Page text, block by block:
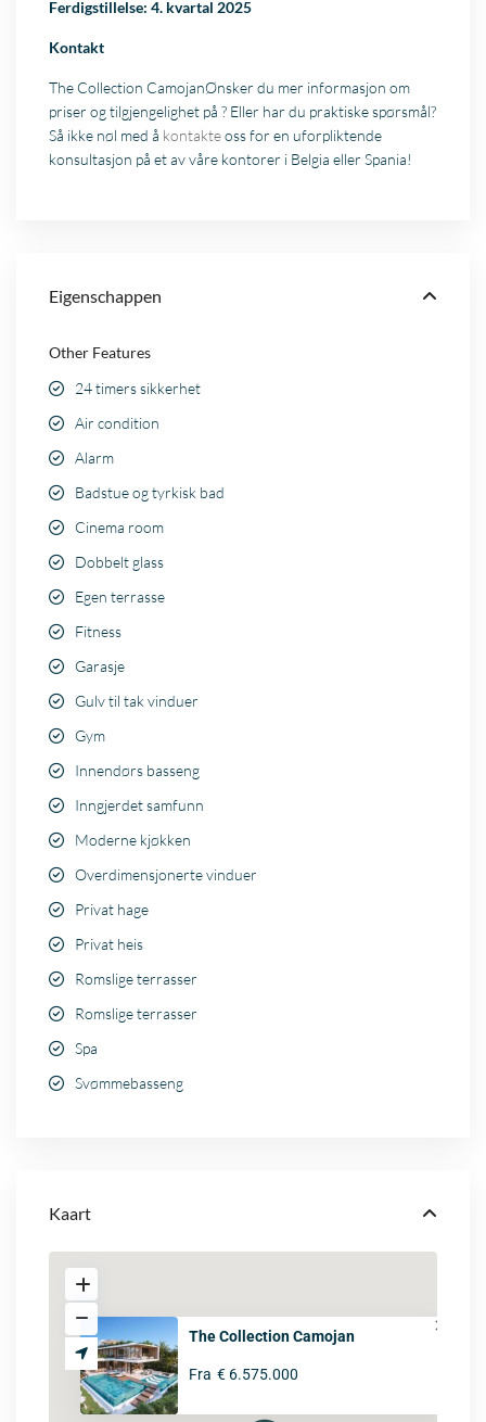
Ferdigstillelse: 4. kvartal 2025
Kontakt
The Collection CamojanØnsker du mer informasjon om
priser og tilgjengelighet på ? Eller har du praktiske spørsmål?
Så ikke nøl med å kontakteoss for en uforpliktende
konsultasjon på et av våre kontorer i Belgia eller Spania!
Eigenschappen
Other Features
24 timers sikkerhet
Air condition
Alarm
Badstue og tyrkisk bad
Cinema room
Dobbelt glass
Egen terrasse
Fitness
Garasje
Gulv til tak vinduer
Gym
Innendørs basseng
Inngjerdet samfunn
Moderne kjøkken
Overdimensjonerte vinduer
Privat hage
Privat heis
Romslige terrasser
Romslige terrasser
Spa
Svømmebasseng
Kaart
The Collection Camojan
Fra € 6.575.000